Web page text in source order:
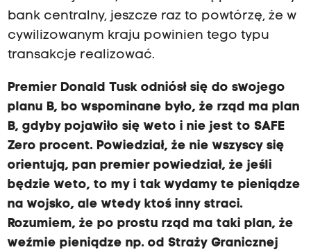
bank centralny, jeszcze raz to powtórzę, że w
cywilizowanym kraju powinien tego typu
transakcje realizować.
Premier Donald Tusk odniósł się do swojego
planu B, bo wspominane było, że rząd ma plan
B, gdyby pojawiło się weto i nie jest to SAFE
Zero procent. Powiedział, że nie wszyscy się
orientują, pan premier powiedział, że jeśli
będzie weto, to my i tak wydamy te pieniądze
na wojsko, ale wtedy ktoś inny straci.
Rozumiem, że po prostu rząd ma taki plan, że
weźmie pieniądze np. od Straży Granicznej